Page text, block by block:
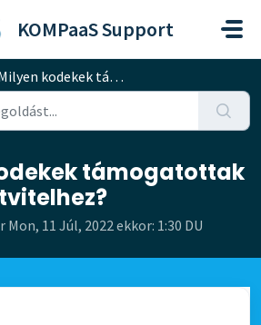
KOMPaaS Support
kodekek támogatottak a hangátvitelhez?
támogatottak
11 Júl, 2022 ekkor: 1:30 DU